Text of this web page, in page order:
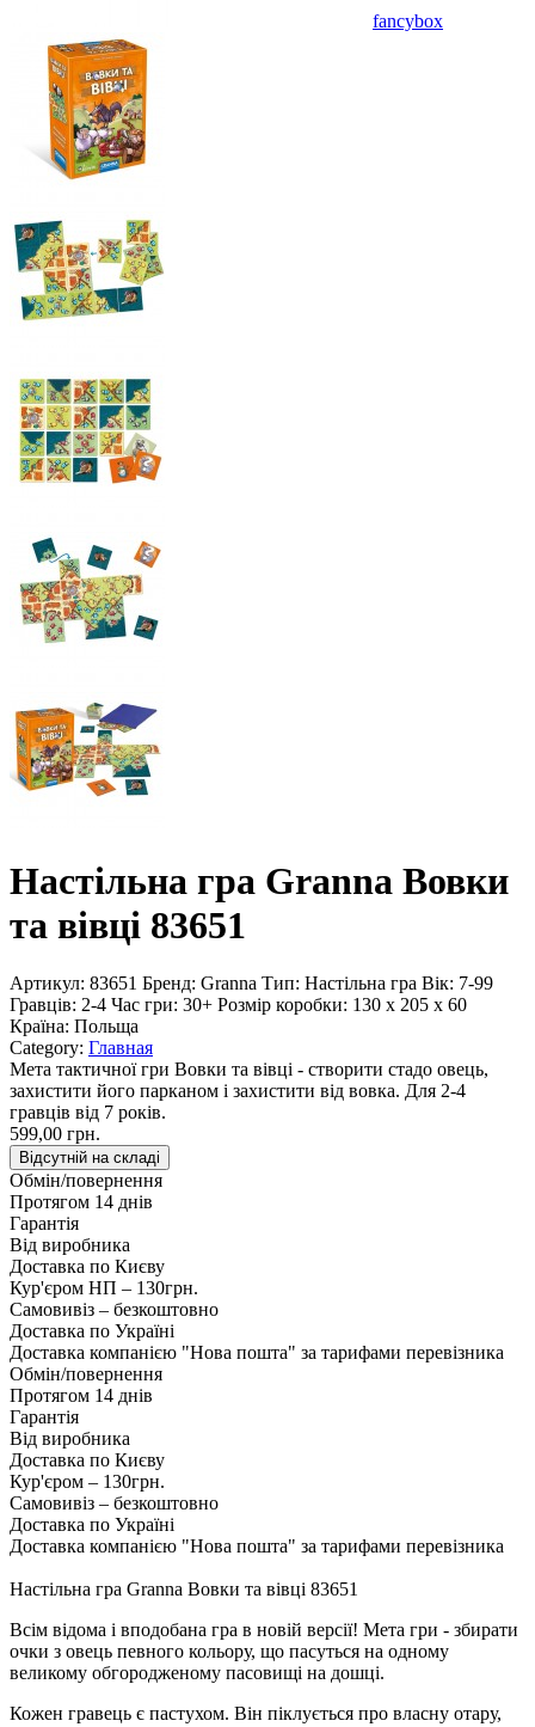
fancybox
Настільна гра Granna Вовки
та вівці 83651
Артикул: 83651 Бренд: Granna Тип: Настільна гра Вік: 7-99
Гравців: 2-4 Час гри: 30+ Розмір коробки: 130 x 205 x 60
Країна: Польща
Category: Главная
Мета тактичної гри Вовки та вівці - створити стадо овець,
захистити його парканом і захистити від вовка. Для 2-4
гравців від 7 років.
599,00 грн.
Відсутній на складі
Обмін/повернення
Протягом 14 днів
Гарантія
Від виробника
Доставка по Києву
Кур'єром НП – 130грн.
Самовивіз – безкоштовно
Доставка по Україні
Доставка компанією "Нова пошта" за тарифами перевізника
Обмін/повернення
Протягом 14 днів
Гарантія
Від виробника
Доставка по Києву
Кур'єром – 130грн.
Самовивіз – безкоштовно
Доставка по Україні
Доставка компанією "Нова пошта" за тарифами перевізника
Настільна гра Granna Вовки та вівці 83651
Всім відома і вподобана гра в новій версії! Мета гри - збирати
очки з овець певного кольору, що пасуться на одному
великому обгородженому пасовищі на дошці.
Кожен гравець є пастухом. Він піклується про власну отару,